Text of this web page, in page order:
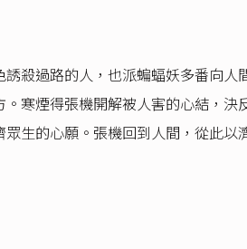
殺過路的人，也派蝙蝠妖多番向人
寒煙得張機開解被人害的心結，決
生的心願。張機回到人間，從此以